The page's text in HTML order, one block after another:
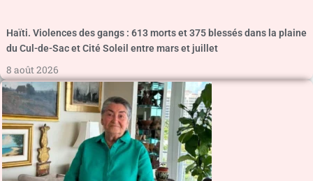
Haïti. Violences des gangs : 613 morts et 375 blessés dans la plaine
du Cul-de-Sac et Cité Soleil entre mars et juillet
8 août 2026